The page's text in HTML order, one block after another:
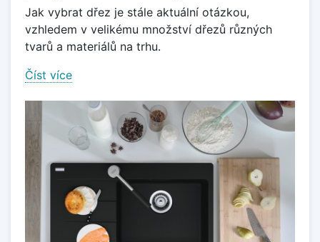
Jak vybrat dřez je stále aktuální otázkou,
vzhledem v velikému množství dřezů různých
tvarů a materiálů na trhu.
Číst více